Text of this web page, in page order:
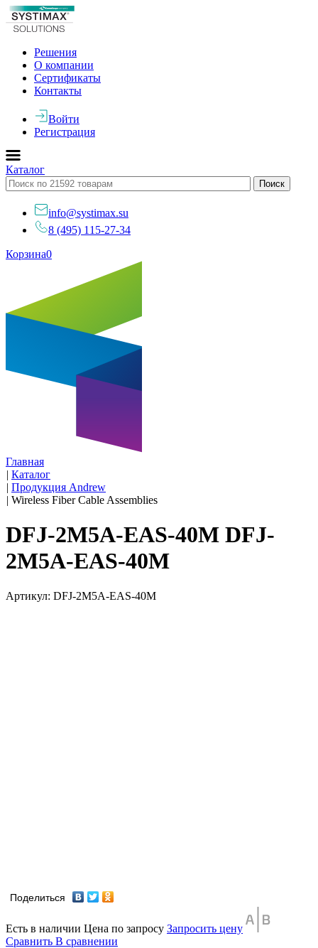
Решения
О компании
Сертификаты
Контакты
Войти
Регистрация
Каталог
info@systimax.su
8 (495) 115-27-34
Корзина0
Главная
| Каталог
| Продукция Andrew
| Wireless Fiber Cable Assemblies
DFJ-2M5A-EAS-40M DFJ-
2M5A-EAS-40M
Артикул: DFJ-2M5A-EAS-40M
Поделиться
Есть в наличии Цена по запросу Запросить цену
Сравнить В сравнении